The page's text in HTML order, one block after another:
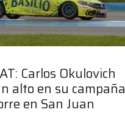
Carlos Okulovich
alto en su campaña
en San Juan